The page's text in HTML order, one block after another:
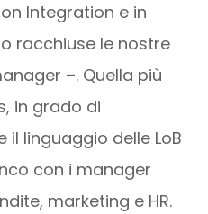
Integration e in
racchiuse le nostre
–. Quella più
in grado di
linguaggio delle LoB
con i manager
marketing e HR.